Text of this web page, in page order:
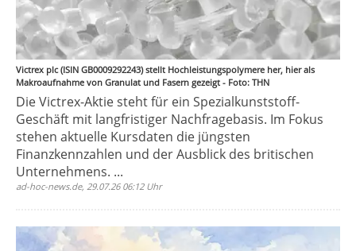
Victrex plc (ISIN GB0009292243) stellt Hochleistungspolymere her, hier als
Makroaufnahme von Granulat und Fasern gezeigt - Foto: THN
Die Victrex-Aktie steht für ein Spezialkunststoff-
Geschäft mit langfristiger Nachfragebasis. Im Fokus
stehen aktuelle Kursdaten die jüngsten
Finanzkennzahlen und der Ausblick des britischen
Unternehmens. ...
ad-hoc-news.de, 29.07.26 06:12 Uhr